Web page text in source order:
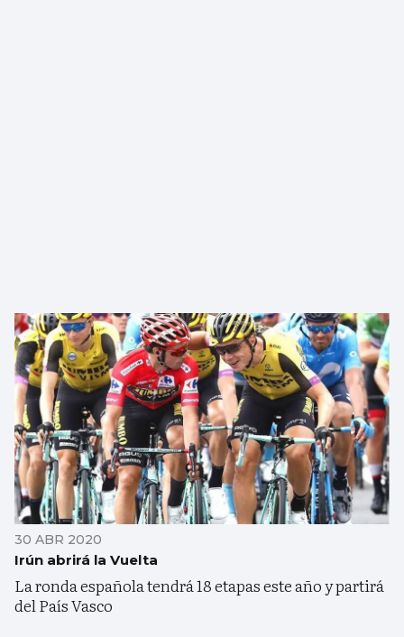
30 ABR 2020
Irún abrirá la Vuelta
La ronda española tendrá 18 etapas este año y partirá
del País Vasco